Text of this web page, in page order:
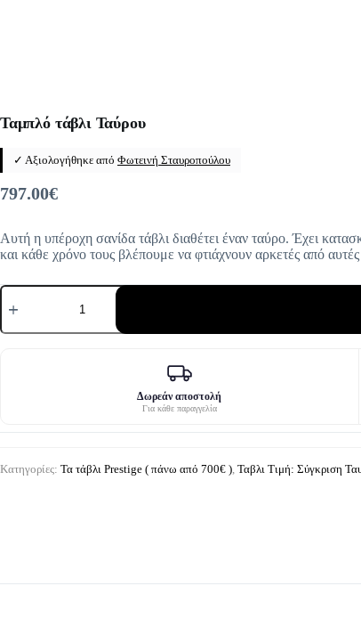
Ταμπλό τάβλι Ταύρου
✓ Αξιολογήθηκε από Φωτεινή Σταυροπούλου
797.00€
Αυτή η υπέροχη σανίδα τάβλι διαθέτει έναν ταύρο. Έχει
και κάθε χρόνο τους βλέπουμε να φτιάχνουν αρκετές από
Ταμπλό
τάβλι
ποσότητα
Δωρεάν αποστολή
Για κάθε παραγγελία
Κατηγορίες: Τα τάβλι Prestige ( πάνω από 700€ ) Ταβλι Τιμή: Σύγκριση